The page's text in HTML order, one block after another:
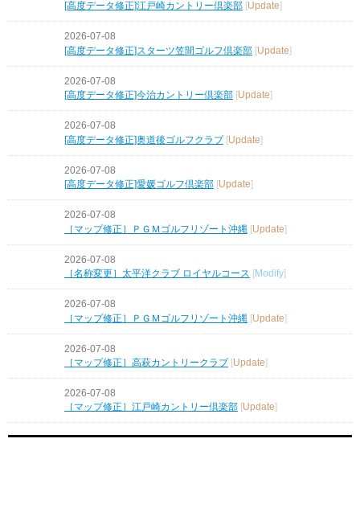
[高度データ修正]江戸崎カントリー倶楽部 Update
2026-07-08
[高度データ修正]スターツ笠間ゴルフ倶楽部 [Update]
2026-07-08
[高度データ修正]今治カントリー倶楽部 Update
2026-07-08
[高度データ修正]奥道後ゴルフクラブ [Update]
2026-07-08
[高度データ修正]愛媛ゴルフ倶楽部 Update
2026-07-08
［マップ修正］ＰＧＭゴルフリゾート沖縄 [Update]
2026-07-08
［名称変更］太平洋クラブ ロイヤルコース [Modify]
2026-07-08
［マップ修正］ＰＧＭゴルフリゾート沖縄 [Update]
2026-07-08
［マップ修正］高萩カントリークラブ [Update]
2026-07-08
［マップ修正］江戸崎カントリー倶楽部 Update